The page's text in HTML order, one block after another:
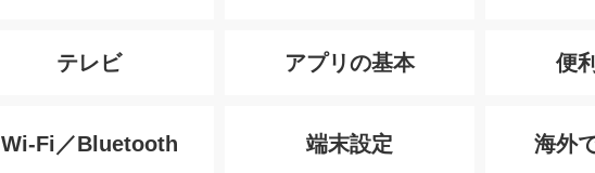
テレビ アプリの基本 便
Wi-Fi／Bluetooth 端末設定 海外